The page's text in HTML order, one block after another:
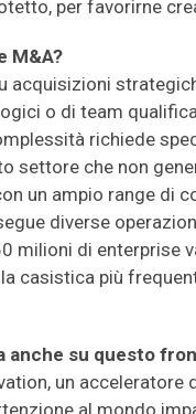
per favorirne
M&A?
acquisizioni
o di team
richiede
settore che non
un ampio range di
diverse
milioni di enterprise
casistica più
anche su questo
un acceleratore